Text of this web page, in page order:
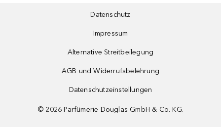
Datenschutz
Impressum
Alternative Streitbeilegung
AGB und Widerrufsbelehrung
Datenschutzeinstellungen
© 2026 Parfümerie Douglas GmbH & Co. KG.